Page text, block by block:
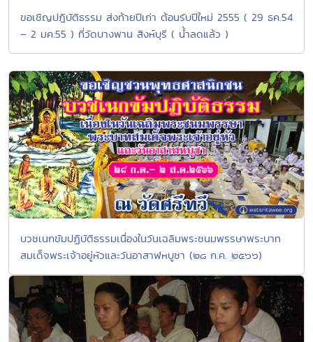
ขอเชิญปฎิบัติธรรม ส่งท้ายปีเก่า ต้อนรับปีใหม่ 2555 ( 29 ธค.54
– 2 มค.55 ) ที่วัดบางพาน สิงห์บุรี ( น้ำลดแล้ว )
บวชเนกขัมปฏิบัติธรรมเนื่องในวันเฉลิมพระชนมพรรษาพระบาท
สมเด็จพระเจ้าอยู่หัวและวันอาสาฬหบูชา (๒๘ ก.ค. ๒๕๖๖)